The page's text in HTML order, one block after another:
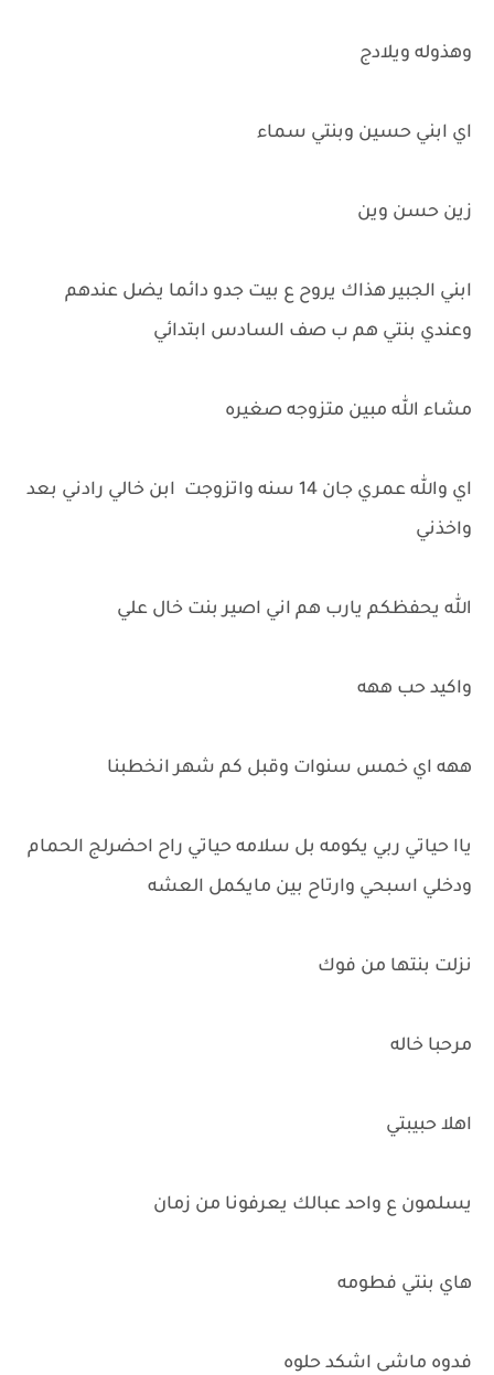
وهذوله ويلادج
اي ابني حسين وبنتي سماء
زين حسن وين
ابني الجبير هذاك يروح ع بيت جدو دائما يضل عندهم
وعندي بنتي هم ب صف السادس ابتدائي
مشاء الله مبين متزوجه صغيره
اي والله عمري جان 14 سنه واتزوجت ابن خالي رادني بعد
واخذني
الله يحفظكم يارب هم اني اصير بنت خال علي
واكيد حب ههه
ههه اي خمس سنوات وقبل كم شهر انخطبنا
ياا حياتي ربي يكومه بل سلامه حياتي راح احضرلج الحمام
ودخلي اسبحي وارتاح بين مايكمل العشه
نزلت بنتها من فوك
مرحبا خاله
اهلا حبيبتي
يسلمون ع واحد عبالك يعرفونا من زمان
هاي بنتي فطومه
فدوه ماشى اشكد حلوه